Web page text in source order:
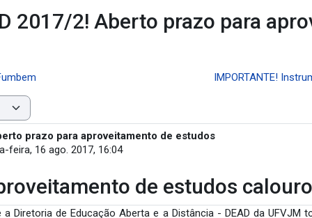
2017/2! Aberto prazo para
IMPORTANTE!
prazo para aproveitamento de estudos
feira, 16 ago. 2017, 16:04
de estudos
Diretoria de Educação Aberta e a Distância - DEAD da UFVJM